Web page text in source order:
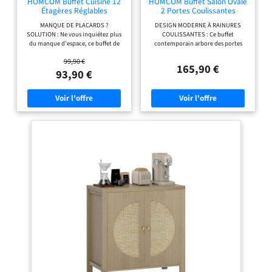
Étagères Réglables
60x30x104cm Effet Bois
Naturel
MANQUE DE PLACARDS ?
SOLUTION : Ne vous inquiétez plus
du manque d'espace, ce buffet de
de rangement supplémentaire
nécessaire pour votre nouvelle
batterie de cuisine et vos vaisselles
spéciales invités, tout en apportant
une touche esthétique à votre
décoration OPTIMISEZ VOTRE
ESPACE DE STOCKAGE : Avec ses 5
maximise l'espace pour vos
assiettes, livres de recettes,
casseroles, bocaux à épices et plus
encore. Les râteliers latéraux,
équipés de barres, empêchent vos
étagères à votre convenance pour y
placer aisément des carafes, des
boîtes à pâtes, des blenders CONÇU
temps dans une cuisine qui vous
99,90 €
93,90 €
2 Portes Coulissantes
140x40x75cm Bois Naturel
DESIGN MODERNE À RAINURES
COULISSANTES : Ce buffet
contemporain arbore des portes
optimiser l'espace au sol. Sa
des pieds en métal assortis, apporte
une touche raffinée d'inspiration
scandinave à votre intérieur.
RANGEMENT AJUSTABLE ET
d'étagères réglables sur 3 hauteurs
et 2 placards latéraux semi-
circulaires. Idéal pour organiser la
vaisselle précieuse, les appareils
électroménagers ou divers
POLYVALENTE : Sublimez n'importe
quelle pièce avec ce meuble de
rangement multifonctionnel, conçu
pour servir de support TV élégant
pour les écrans jusqu'à 60 pouces.
Son design polyvalent se transforme
165,90 €